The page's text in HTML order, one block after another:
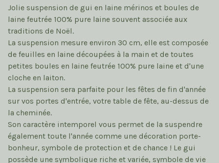
Jolie suspension de gui en laine mérinos et boules de
laine feutrée 100% pure laine souvent associée aux
traditions de Noël.
La suspension mesure environ 30 cm, elle est composée
de feuilles en laine découpées à la main et de toutes
petites boules en laine feutrée 100% pure laine et d'une
cloche en laiton.
La suspension sera parfaite pour les fêtes de fin d'année
sur vos portes d'entrée, votre table de fête, au-dessus de
la cheminée.
Son caractère intemporel vous permet de la suspendre
également toute l'année comme une décoration porte-
bonheur, symbole de protection et de chance ! Le gui
possède une symbolique riche et variée, symbole de vie